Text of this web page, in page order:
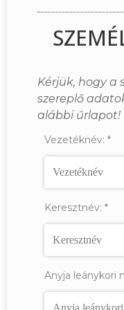
Kérjük, hogy a
szereplő
alábbi űrlapot!
Vezetéknév: *
Keresztnév: *
Anyja leánykori